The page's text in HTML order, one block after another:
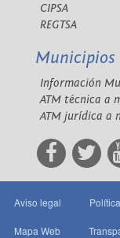
CIPSA
REGTSA
Municipios
Información
ATM técnica a
ATM jurídica a
Aviso legal
Mapa Web